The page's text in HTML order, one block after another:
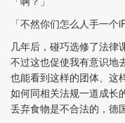
「不然你们怎么人手一个
几年后，碰巧选修了法律
不过这也促使我有意识
也能看到这样的团体、这
如何同相关法规一道成长
丢弃食物是不合法的，德